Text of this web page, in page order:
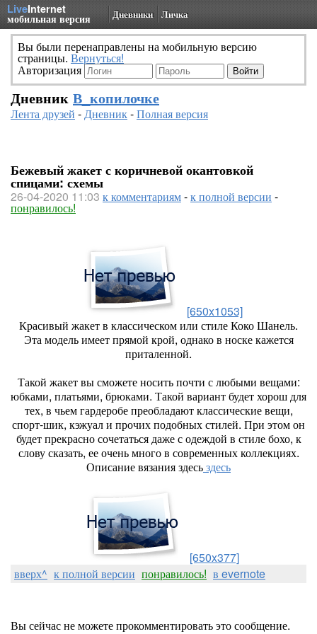
LiveInternet
мобильная версия Дневники Личка
Вы были перенаправлены на мобильную версию
страницы. Вернуться!
Авторизация
Дневник В_копилочке
Лента друзей -Дневник-Полная версия
Бежевый жакет с коричневой окантовкой
спицами: схемы
26-04-2020 11:03 к комментариям-к полной версии -
понравилось!
[650x1053]
Красивый жакет в классическом или стиле Коко Шанель.
Эта модель имеет прямой крой, однако в носке кажется
приталенной.
Такой жакет вы сможете носить почти с любыми вещами:
юбками, платьями, брюками. Такой вариант будет хорош для
тех, в чьем гардеробе преобладают классические вещи,
спорт-шик, кэжуал и прочих подобных стилей. При этом он
будет прекрасно сочетаться даже с одеждой в стиле бохо, к
слову сказать, ее очень много в современных коллекциях.
Описание вязания здесьздесь
[650x377]
вверх^ к полной версии понравилось! в evernote
Вы сейчас не можете прокомментировать это сообщение.